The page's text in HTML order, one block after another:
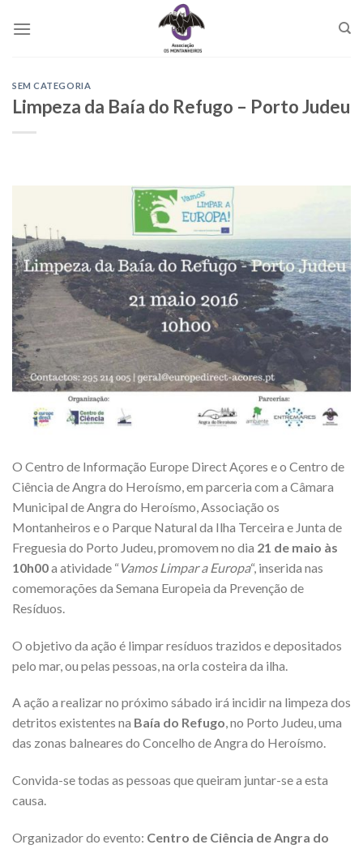
SEM CATEGORIA
Limpeza da Baía do Refugo – Porto Judeu
O Centro de Informação Europe Direct Açores e o Centro de
Ciência de Angra do Heroísmo, em parceria com a Câmara
Municipal de Angra do Heroísmo, Associação os
Montanheiros e o Parque Natural da Ilha Terceira e Junta de
Freguesia do Porto Judeu, promovem no dia 21 de maio às
10h00a atividade “Vamos Limpar a Europa“, inserida nas
comemorações da Semana Europeia da Prevenção de
Resíduos.
O objetivo da ação é limpar resíduos trazidos e depositados
pelo mar, ou pelas pessoas, na orla costeira da ilha.
A ação a realizar no próximo sábado irá incidir na limpeza dos
detritos existentes na Baía do Refugo, no Porto Judeu, uma
das zonas balneares do Concelho de Angra do Heroísmo.
Convida-se todas as pessoas que queiram juntar-se a esta
causa.
Organizador do evento: Centro de Ciência de Angra do